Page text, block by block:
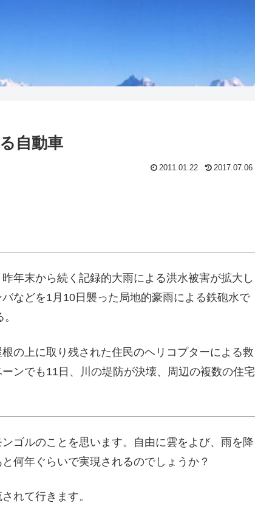
自動車
2011.01.22 2017.07.06
年末から続く記録的大雨による洪水被害が拡大し
などを1月10日襲った局地的豪雨による鉄砲水で
の上に取り残された住民のヘリコプターによる救
ンでも11日、川の堤防が決壊、周辺の複数の住宅
ゴルのことを思います。自由に雲をよび、雨を降
何年ぐらいで実現されるのでしょうか？
れて行きます。